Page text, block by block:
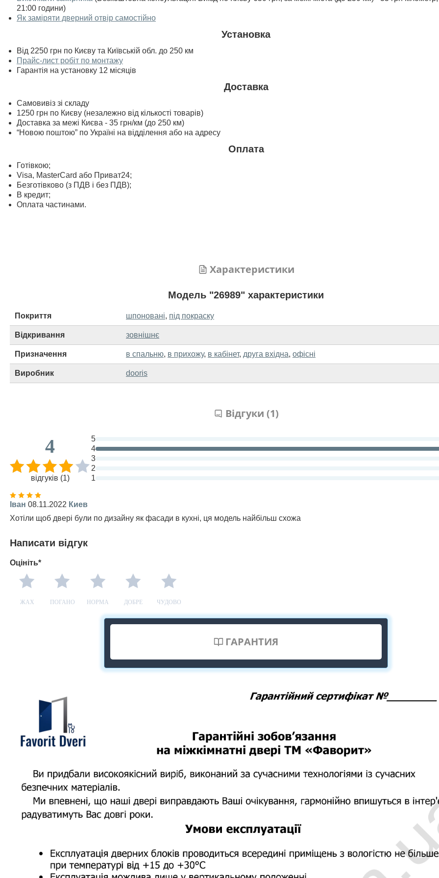
21:00 години)
Як заміряти дверний отвір самостійно
Установка
Від 2250 грн по Києву та Київській обл. до 250 км
Прайс-лист робіт по монтажу
Гарантія на установку 12 місяців
Доставка
Самовивіз зі складу
1250 грн по Києву (незалежно від кількості товарів)
Доставка за межі Києва - 35 грн/км (до 250 км)
“Новою поштою” по Україні на відділення або на адресу
Оплата
Готівкою;
Visa, MasterСard або Приват24;
Безготівково (з ПДВ і без ПДВ);
В кредит;
Оплата частинами.
Характеристики
Модель "26989" характеристики
Покриття шпоновані, під покраску
Відкривання зовнішнє
Призначення в спальню, в прихожу, в кабінет, друга вхідна, офісні
Виробник dooris
Відгуки (1)
4
відгуків (1)
5
4
3
2
1
Іван 08.11.2022 Киев
Хотіли щоб двері були по дизайну як фасади в кухні, ця модель найбільш схожа
Написати відгук
Оцініть*
ЖАХ ПОГАНО НОРМА ДОБРЕ ЧУДОВО
ГАРАНТИЯ